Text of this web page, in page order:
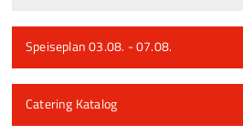
Speiseplan 03.08. - 07.08.
Catering Katalog